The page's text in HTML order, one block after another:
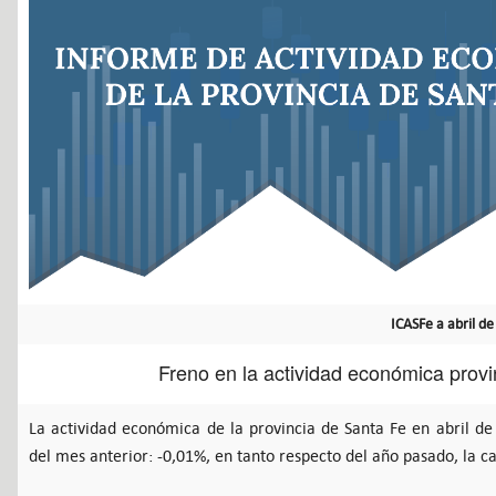
ICASFe a abril
Freno en la actividad económica
La actividad económica de la provincia de Santa Fe en abril
del mes anterior: -0,01%, en tanto respecto del año pasado, la